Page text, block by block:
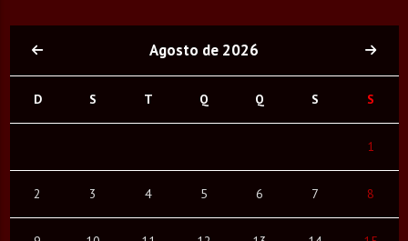
Agosto de 2026
D S T Q Q S S
1
2 3 4 5 6 7 8